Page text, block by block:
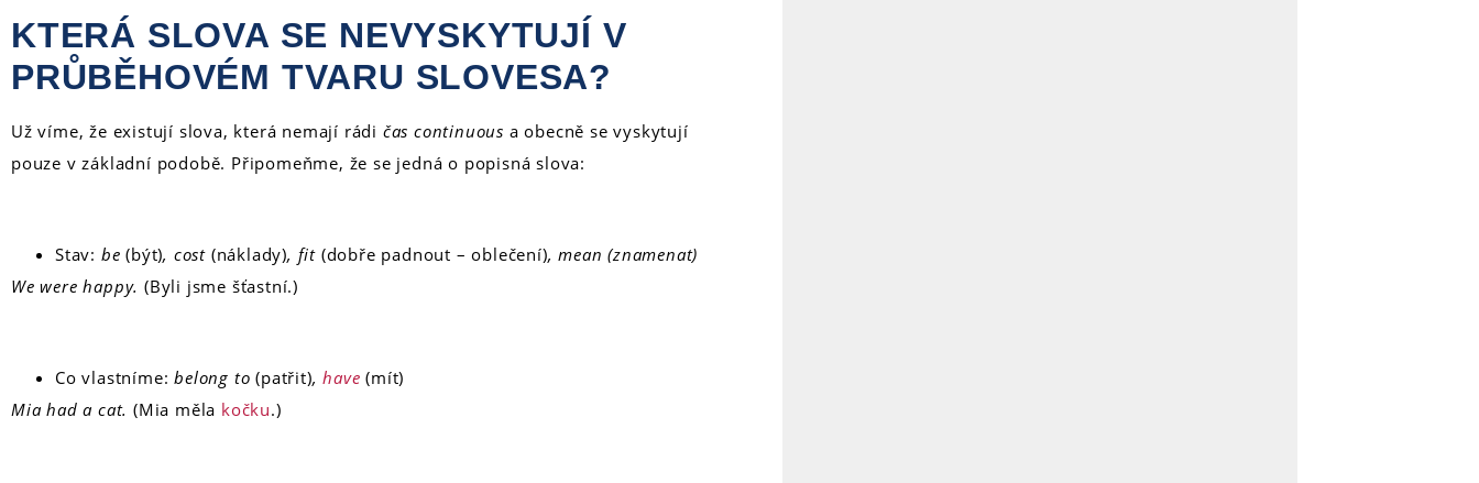
KTERÁ SLOVA SE NEVYSKYTUJÍ V
PRŮBĚHOVÉM TVARU SLOVESA?
Už víme, že existují slova, která nemají rádi čas continuous a obecně se vyskytují
pouze v základní podobě. Připomeňme, že se jedná o popisná slova:
Stav: be(být), cost (náklady), fit (dobře padnout – oblečení), mean (znamenat)
We were happy. (Byli jsme šťastní.)
Co vlastníme:belong to(patřit),have (mít)
Mia had a cat. (Mia měla kočku.)